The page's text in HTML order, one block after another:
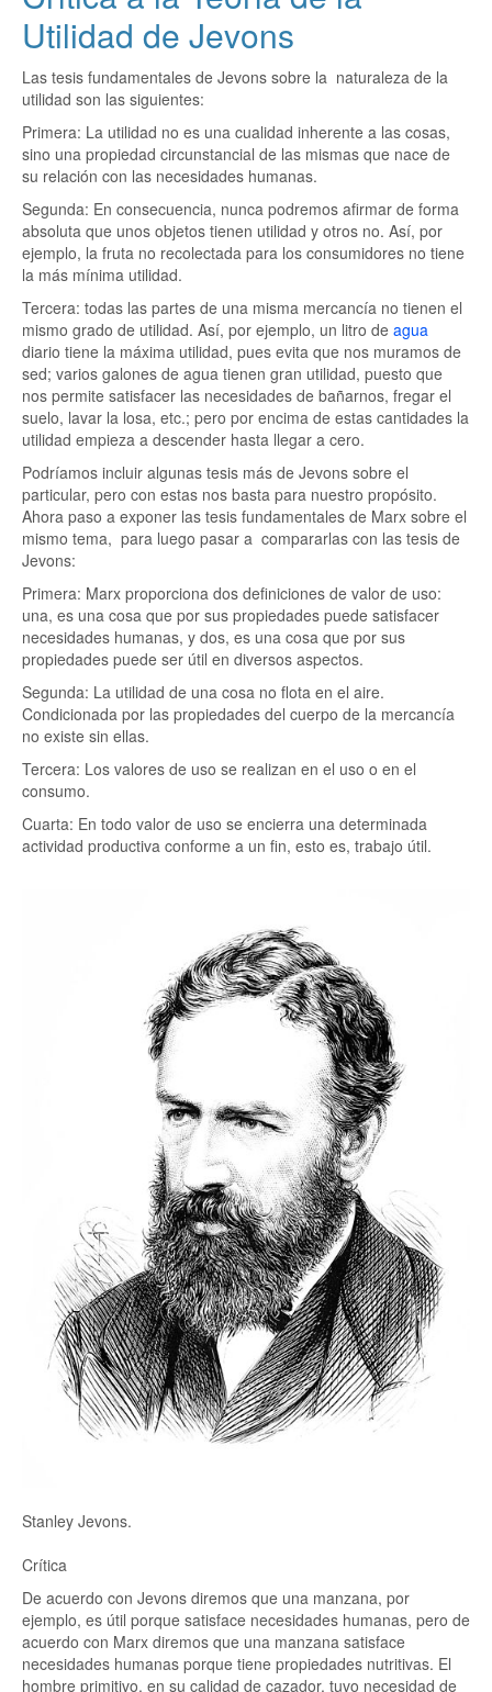
Utilidad de Jevons
Las tesis fundamentales de Jevons sobre la naturaleza de la
utilidad son las siguientes:
Primera: La utilidad no es una cualidad inherente a las cosas,
sino una propiedad circunstancial de las mismas que nace de
su relación con las necesidades humanas.
Segunda: En consecuencia, nunca podremos afirmar de forma
absoluta que unos objetos tienen utilidad y otros no. Así, por
ejemplo, la fruta no recolectada para los consumidores no tiene
la más mínima utilidad.
Tercera: todas las partes de una misma mercancía no tienen el
mismo grado de utilidad. Así, por ejemplo, un litro de agua
diario tiene la máxima utilidad, pues evita que nos muramos de
sed; varios galones de agua tienen gran utilidad, puesto que
nos permite satisfacer las necesidades de bañarnos, fregar el
suelo, lavar la losa, etc.; pero por encima de estas cantidades la
utilidad empieza a descender hasta llegar a cero.
Podríamos incluir algunas tesis más de Jevons sobre el
particular, pero con estas nos basta para nuestro propósito.
Ahora paso a exponer las tesis fundamentales de Marx sobre el
mismo tema, para luego pasar a compararlas con las tesis de
Jevons:
Primera: Marx proporciona dos definiciones de valor de uso:
una, es una cosa que por sus propiedades puede satisfacer
necesidades humanas, y dos, es una cosa que por sus
propiedades puede ser útil en diversos aspectos.
Segunda: La utilidad de una cosa no flota en el aire.
Condicionada por las propiedades del cuerpo de la mercancía
no existe sin ellas.
Tercera: Los valores de uso se realizan en el uso o en el
consumo.
Cuarta: En todo valor de uso se encierra una determinada
actividad productiva conforme a un fin, esto es, trabajo útil.
Stanley Jevons.
Crítica
De acuerdo con Jevons diremos que una manzana, por
ejemplo, es útil porque satisface necesidades humanas, pero de
acuerdo con Marx diremos que una manzana satisface
necesidades humanas porque tiene propiedades nutritivas. El
hombre primitivo, en su calidad de cazador, tuvo necesidad de